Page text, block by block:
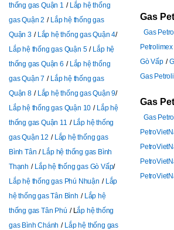
thống gas Quận 1
Lắp hệ thống
gas Quận 2
Lắp hệ thống gas
Quận 3
Lắp hệ thống gas Quận 4
Lắp hệ thống gas Quận 5
Lắp hệ
thống gas Quận 6
Lắp hệ thống
gas Quận 7
Lắp hệ thống gas
Quận 8
Lắp hệ thống gas Quận 9
Lắp hệ thống gas Quận 10
Lắp hệ
thống gas Quận 11
Lắp hệ thống
gas Quận 12
Lắp hệ thống gas
Bình Tân
Lắp hệ thống gas Bình
Thạnh
Lắp hệ thống gas Gò Vấp
Lắp hệ thống gas Phú Nhuận
Lắp
hệ thống gas Tân Bình
Lắp hệ
thống gas Tân Phú
Lắp hệ thống
gas Bình Chánh
Lắp hệ thống gas
Gas
Gas
Gò Vấp
Gas
Gas
Gas